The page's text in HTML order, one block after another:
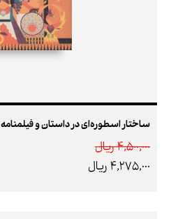
ساختار اسطوره‌ای در داستان و فیلمنامه
4,500,000 ريال
4,275,000 ريال